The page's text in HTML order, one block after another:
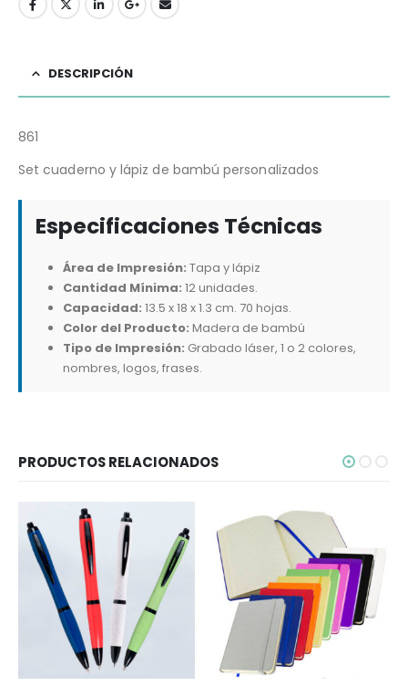
DESCRIPCIÓN
861
Set cuaderno y lápiz de bambú personalizados
Especificaciones Técnicas
Área de Impresión: Tapa y lápiz
Cantidad Mínima: 12 unidades.
Capacidad: 13.5 x 18 x 1.3 cm. 70 hojas.
Color del Producto: Madera de bambú
Tipo de Impresión: Grabado láser, 1 o 2 colores,
nombres, logos, frases.
PRODUCTOS RELACIONADOS